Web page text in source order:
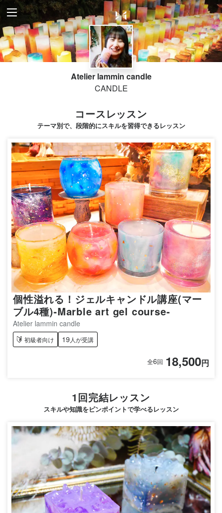
Atelier lammin candle
CANDLE
コースレッスン
テーマ別で、段階的にスキルを習得できるレッスン
個性溢れる！ジェルキャンドル講座(マー
ブル4種)-Marble art gel course-
Atelier lammin candle
初級者向け 19 人が受講
全6回 18,500円
1回完結レッスン
スキルや知識をピンポイントで学べるレッスン